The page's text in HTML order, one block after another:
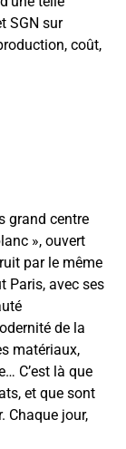
SGN sur
coût,
grand centre
», ouvert
par le même
Paris, avec ses
de la
matériaux,
C’est là que
et que sont
Chaque jour,